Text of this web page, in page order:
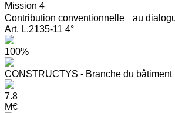
Mission 4
Contribution conventionnelle au
Art. L.2135-11 4°
100%
CONSTRUCTYS - Branche du bâtiment
7.8
M€